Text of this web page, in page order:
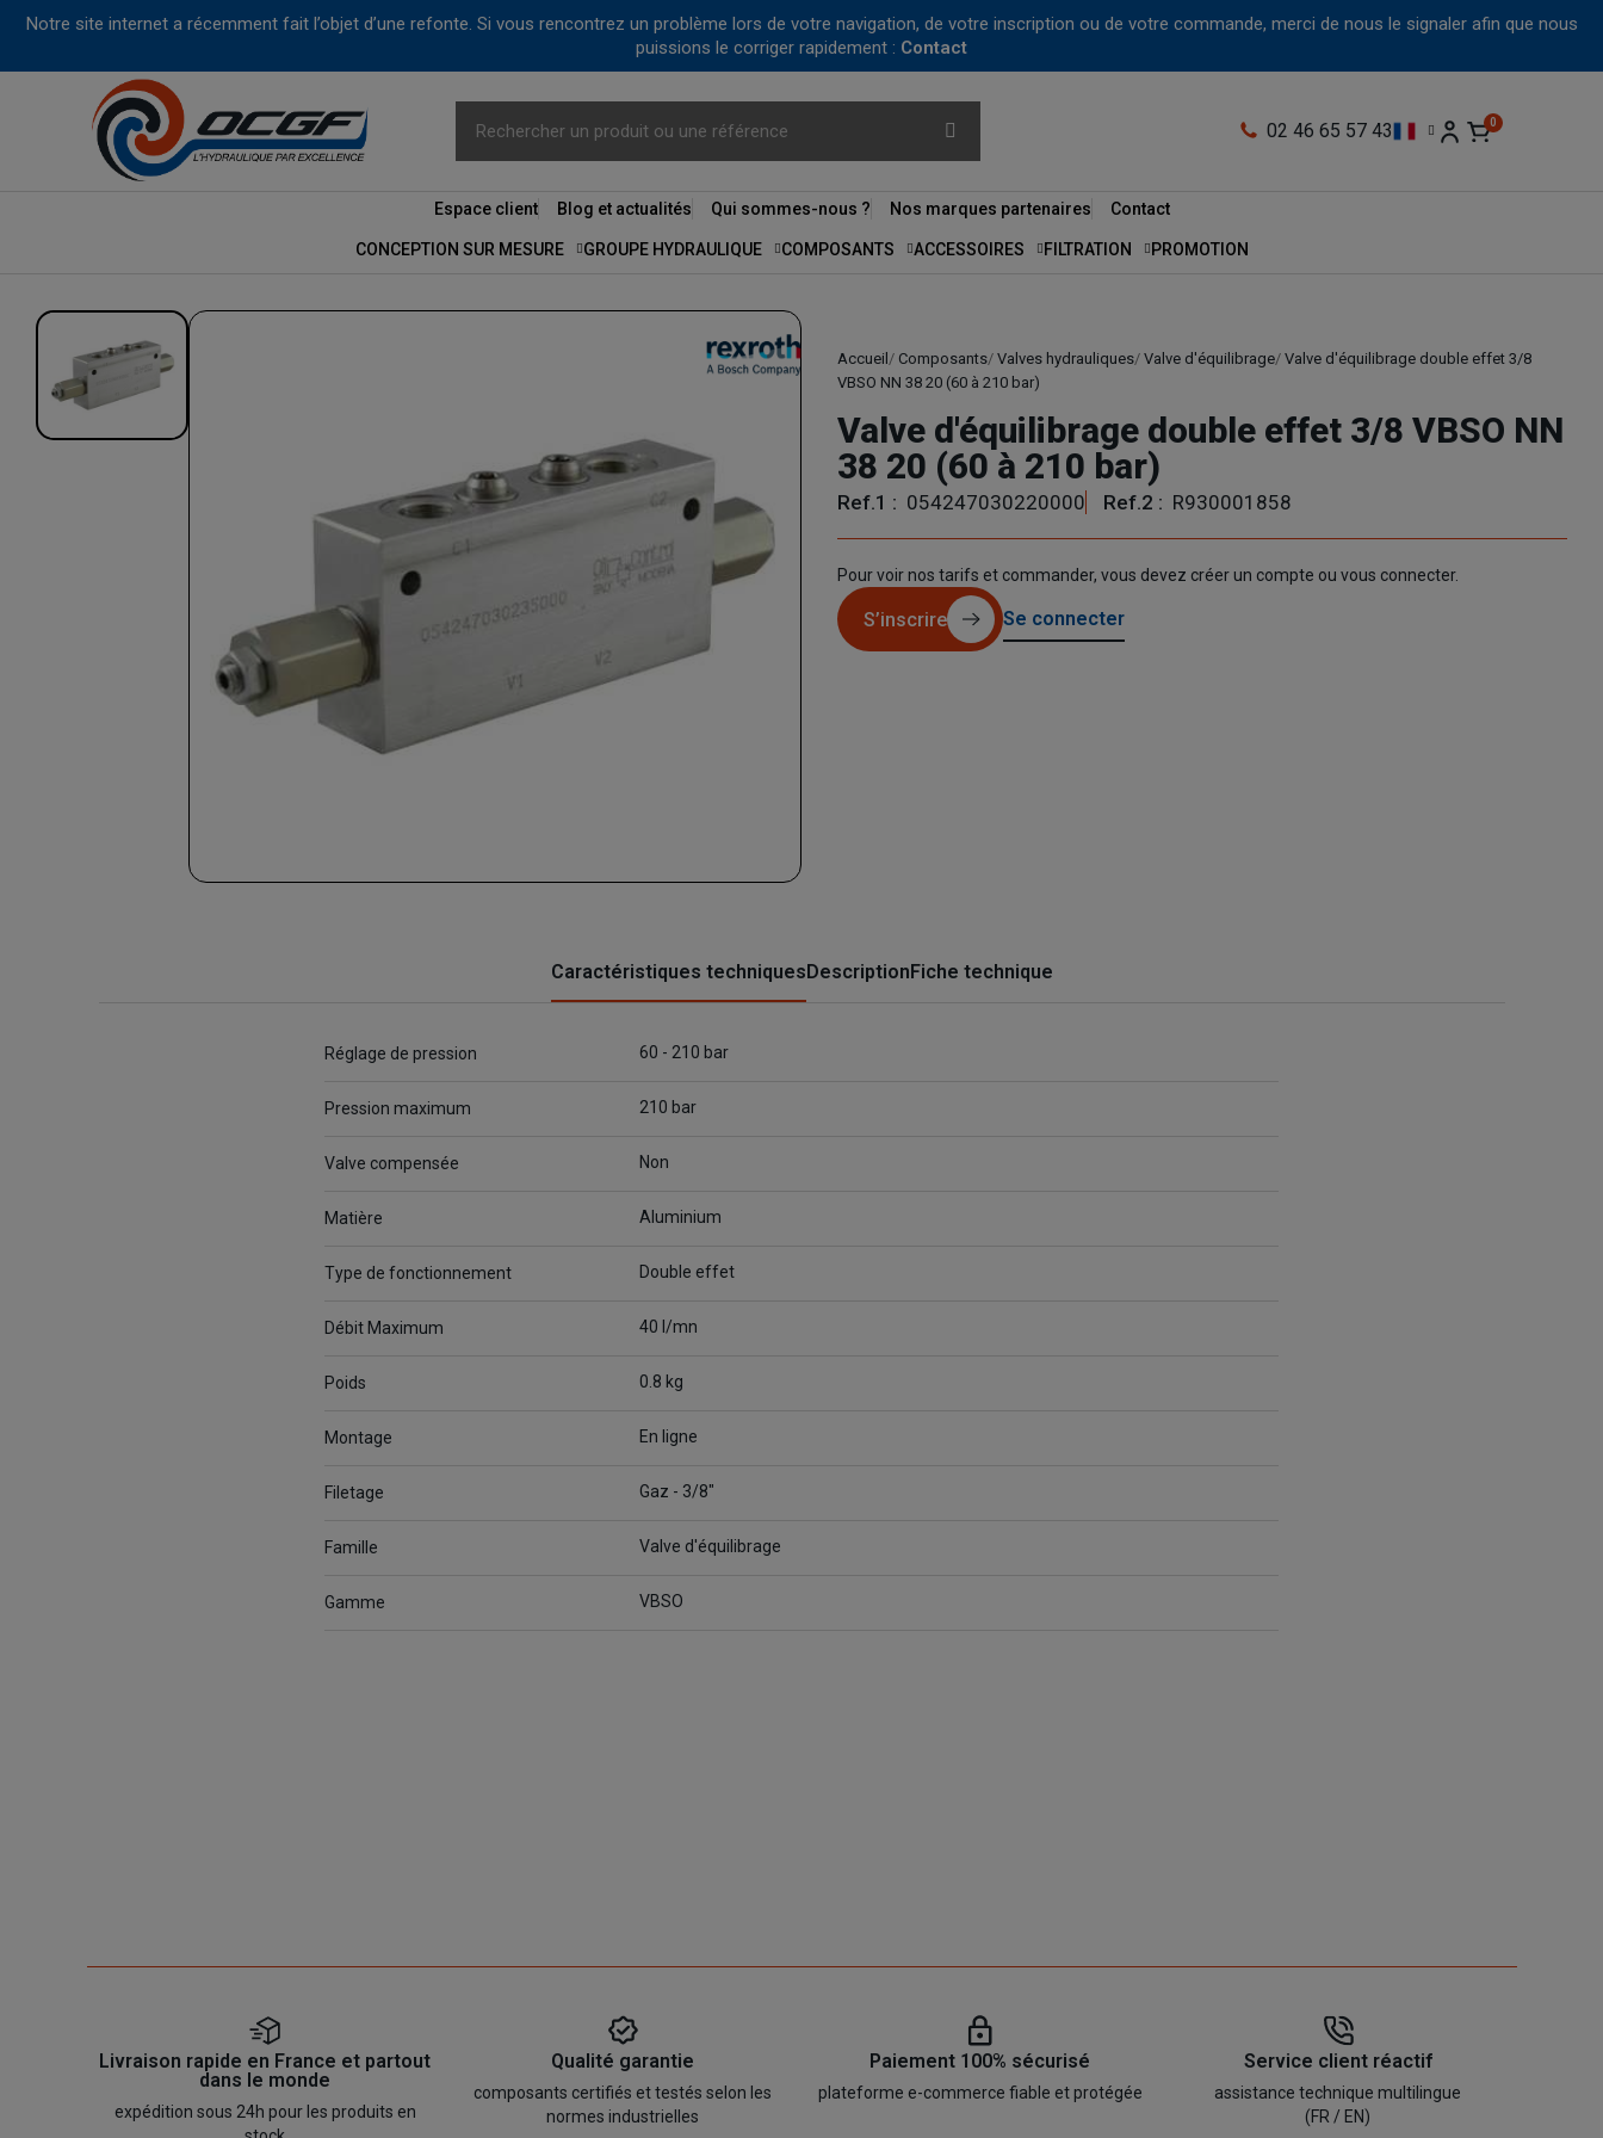
Notre site internet a récemment fait l’objet d’une refonte. Si vous rencontrez un problème lors de votre navigation, de votre inscription ou de votre commande, merci de nous le signaler afin que nous
puissions le corriger rapidement : Contact
02 46 65 57 43
Espace client Blog et actualités Qui sommes-nous ? Nos marques partenaires Contact
CONCEPTION SUR MESURE GROUPE HYDRAULIQUE COMPOSANTS ACCESSOIRES FILTRATION PROMOTION
Accueil Composants Valves hydrauliques Valve d'équilibrage Valve d'équilibrage double effet 3/8
VBSO NN 38 20 (60 à 210 bar)
Valve d'équilibrage double effet 3/8 VBSO NN
38 20 (60 à 210 bar)
Ref.1 : 054247030220000 Ref.2 : R930001858
Pour voir nos tarifs et commander, vous devez créer un compte ou vous connecter.
S’inscrire Se connecter
Caractéristiques techniquesDescriptionFiche technique
Réglage de pression 60 - 210 bar
Pression maximum 210 bar
Valve compensée Non
Matière Aluminium
Type de fonctionnement Double effet
Débit Maximum 40 l/mn
Poids 0.8 kg
Montage En ligne
Filetage Gaz - 3/8"
Famille Valve d'équilibrage
Gamme VBSO
Livraison rapide en France et partout
dans le monde
expédition sous 24h pour les produits en
Qualité garantie
composants certifiés et testés selon les
normes industrielles
Paiement 100% sécurisé
plateforme e-commerce fiable et protégée
Service client réactif
assistance technique multilingue
(FR / EN)